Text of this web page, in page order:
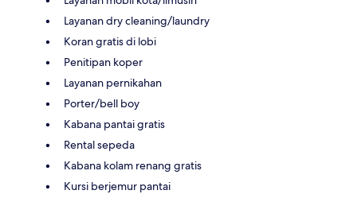
Layanan dry cleaning/laundry
Koran gratis di lobi
Penitipan koper
Layanan pernikahan
Porter/bell boy
Kabana pantai gratis
Rental sepeda
Kabana kolam renang gratis
Kursi berjemur pantai